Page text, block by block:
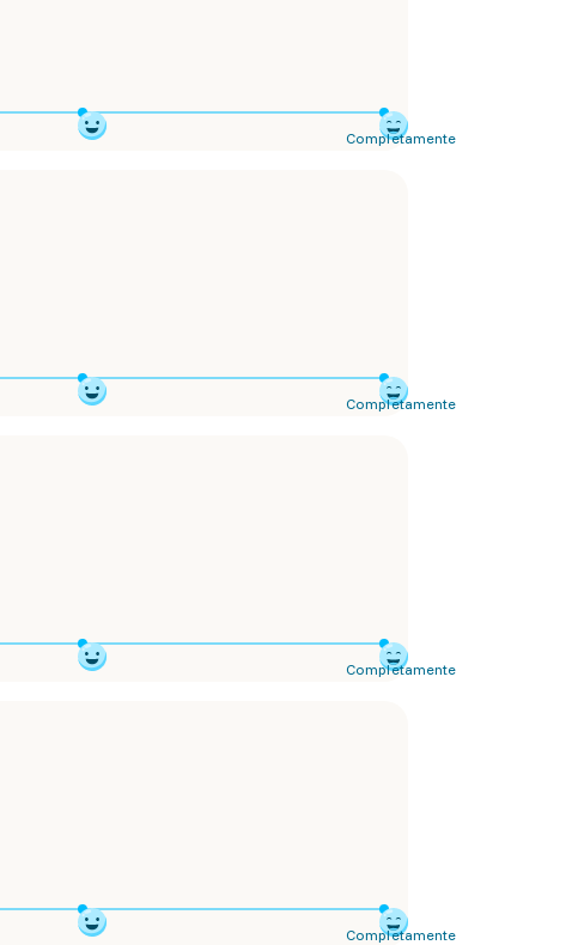
Completamente
Completamente
Completamente
Completamente